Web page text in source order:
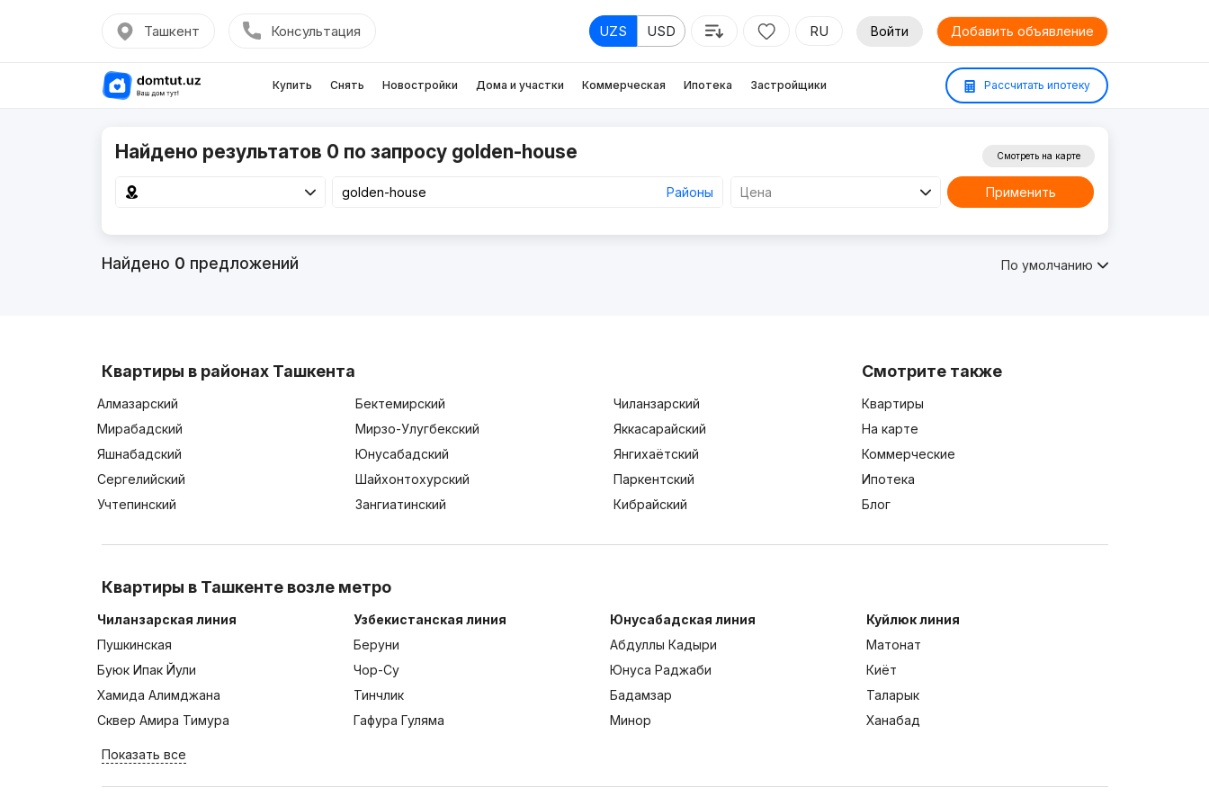
Ташкент Консультация UZS USD RU Войти Добавить объявление
Купить Снять Новостройки Дома и участки Коммерческая Ипотека Застройщики Рассчитать ипотеку
Найдено результатов 0 по запросу golden-house
Районы Цена
Смотреть на карте
Применить
Найдено 0 предложений По умолчанию
Квартиры в районах Ташкента
Алмазарский Бектемирский
Чиланзарский
Мирабадский
Мирзо-Улугбекский
Яккасарайский
Яшнабадский
Юнусабадский
Янгихаётский
Сергелийский
Шайхонтохурский
Паркентский
Учтепинский
Зангиатинский Кибрайский
Смотрите также
Квартиры
На карте
Коммерческие
Ипотека
Блог
Квартиры в Ташкенте возле метро
Чиланзарская линия
Пушкинская
Буюк Ипак Йули
Хамида Алимджана
Сквер Амира Тимура
Узбекистанская линия
Беруни
Чор-Су
Тинчлик
Гафура Гуляма
Юнусабадская линия
Абдуллы Кадыри
Юнуса Раджаби
Бадамзар
Минор
Куйлюк линия
Матонат
Киёт
Таларык
Ханабад
Показать все